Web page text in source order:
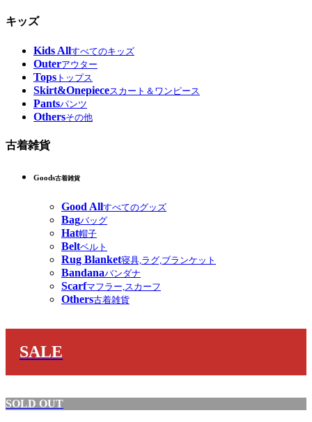
キッズ
Kids Allすべてのキッズ
Outerアウター
Tops トップス
Skirt&Onepieceスカート＆ワンピース
Pantsパンツ
Othersその他
古着雑貨
Goods古着雑貨
Good Allすべてのグッズ
Bagバッグ
Hat帽子
Beltベルト
Rug Blanket寝具,ラグ,ブランケット
Bandanaバンダナ
Scarfマフラー,スカーフ
Others古着雑貨
SALE
SOLD OUT